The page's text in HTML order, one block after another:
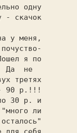
- скачок
я по
Да  не
третях
- 90 р.!!!
30 р. и
ли